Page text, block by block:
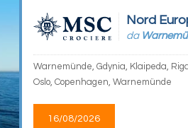
Nord
da
Warnemünde, Gdynia, Klaipeda,
Oslo, Copenhagen, Warnemünde
16/08/2026